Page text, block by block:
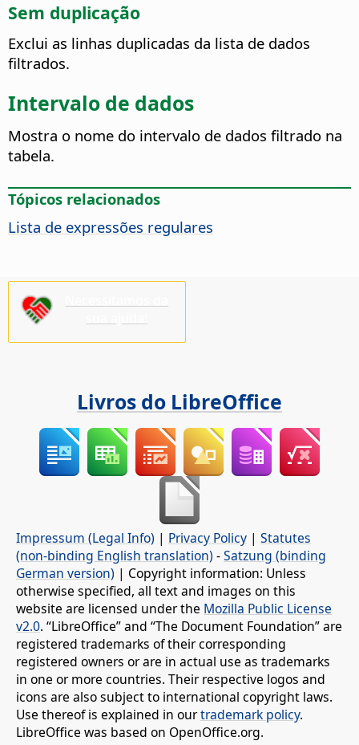
Sem duplicação
Exclui as linhas duplicadas da lista de dados
filtrados.
Intervalo de dados
Mostra o nome do intervalo de dados filtrado na
tabela.
Tópicos relacionados
Lista de expressões regulares
Livros do LibreOffice
Impressum (Legal Info) | Privacy Policy | Statutes
(non-binding English translation) -Satzung (binding
German version) | Copyright information: Unless
otherwise specified, all text and images on this
website are licensed under the Mozilla Public License
v2.0. “LibreOffice” and “The Document Foundation” are
registered trademarks of their corresponding
registered owners or are in actual use as trademarks
in one or more countries. Their respective logos and
icons are also subject to international copyright laws.
Use thereof is explained in ourtrademark policy.
LibreOffice was based on OpenOffice.org.